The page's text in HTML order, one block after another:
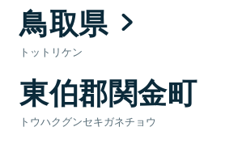
鳥取県
トットリケン
東伯郡関金町
トウハクグンセキガネチョウ